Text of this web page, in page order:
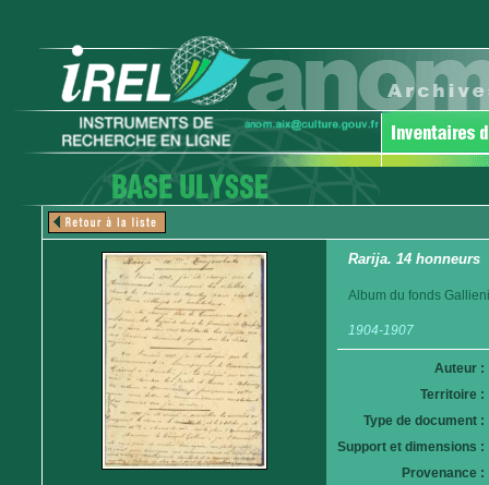
Rarija. 14 honneurs
Album du fonds
1904-1907
Auteur :
Territoire :
Type de document :
Support et dimensions :
Provenance :